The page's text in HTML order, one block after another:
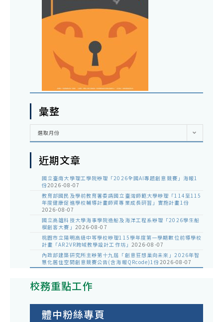
彙整
彙
選取月份
近期文章
國立臺南大學理工學院辦理「2026全國AI專題創意競賽」海報1
份2026-08-07
教育部國民及學前教育署委請國立臺灣師範大學辦理「114至115
年度健康促進學校輔導計畫師資專業成長研習」實施計畫1份
2026-08-07
國立高雄科技大學海事學院造船及海洋工程系辦理「2026學生船
模創客大賽」 2026-08-07
桃園市立陽明高級中等學校辦理115學年度第一學期數位前導學校
計畫「AR2VR跨域教學設計工作坊」 2026-08-07
內政部建築研究所主辦第十九屆「創意狂想巢向未來」2026年智
慧化居住空間創意競賽公告(含海報QRcode)1份2026-08-07
校務重點工作
體中粉絲專頁